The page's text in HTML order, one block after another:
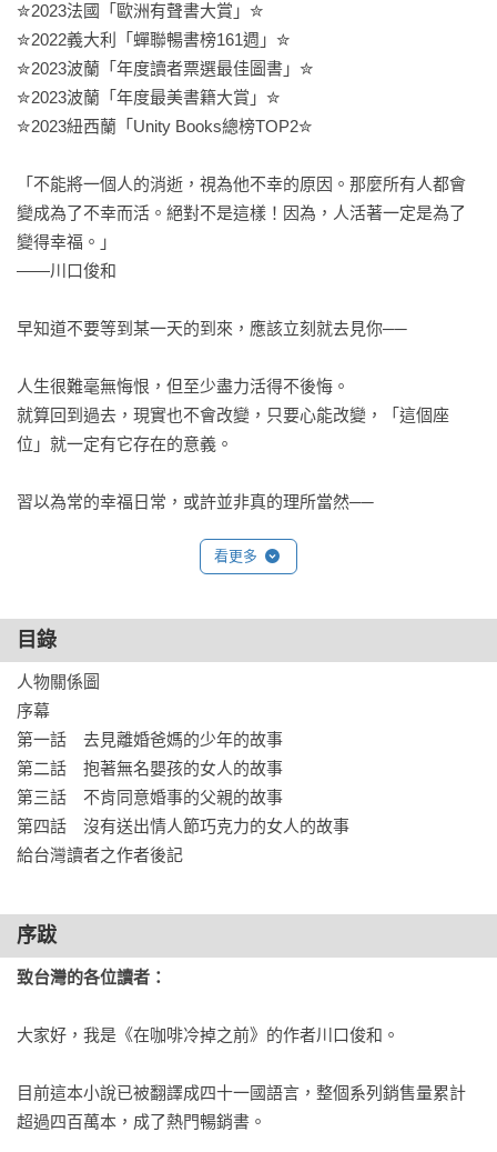
✮2023法國「歐洲有聲書大賞」✮
✮2022義大利「蟬聯暢書榜161週」✮
✮2023波蘭「年度讀者票選最佳圖書」✮
✮2023波蘭「年度最美書籍大賞」✮
✮2023紐西蘭「Unity Books總榜TOP2✮
「不能將一個人的消逝，視為他不幸的原因。那麼所有人都會
變成為了不幸而活。絕對不是這樣！因為，人活著一定是為了
變得幸福。」
——川口俊和
早知道不要等到某一天的到來，應該立刻就去見你──
人生很難毫無悔恨，但至少盡力活得不後悔。
就算回到過去，現實也不會改變，只要心能改變，「這個座
位」就一定有它存在的意義。
習以為常的幸福日常，或許並非真的理所當然──
聽說在不知名的小徑上，有間不可思議咖啡店﹝纜車之行﹞，
不過，囉唆的是……有著非常麻煩的規矩。
今天也有客人，為了想讓凍結的「現在」繼續朝未來轉動，而
鼓起勇氣選擇回到過去與去到未來。
希望離婚的父母能幸福、讓摯愛的丈夫看看剛出生的孩子、渴
望得到父親的諒解與認可、送不出情人節巧克力的遺憾……
他們是否都能找到自己的溫柔歸屬呢？
看更多
目錄
人物關係圖
序幕
第一話　去見離婚爸媽的少年的故事
第二話　抱著無名嬰孩的女人的故事
第三話　不肯同意婚事的父親的故事
第四話　沒有送出情人節巧克力的女人的故事
給台灣讀者之作者後記
序跋
致台灣的各位讀者：
大家好，我是《在咖啡冷掉之前》的作者川口俊和。
目前這本小說已被翻譯成四十一國語言，整個系列銷售量累計
超過四百萬本，成了熱門暢銷書。